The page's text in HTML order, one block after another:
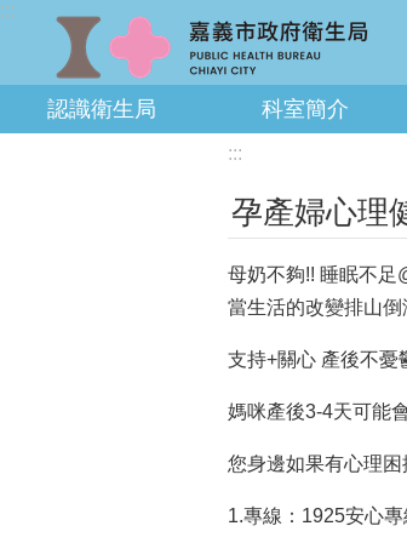
跳到主要內容區塊
:::
認識衛生局 科室簡介
:::
孕產婦心理
母奶不夠!! 睡眠不足
當生活的改變排山
支持+關心 產後不憂
媽咪產後3-4天可能
您身邊如果有心理困
1.專線：1925安心